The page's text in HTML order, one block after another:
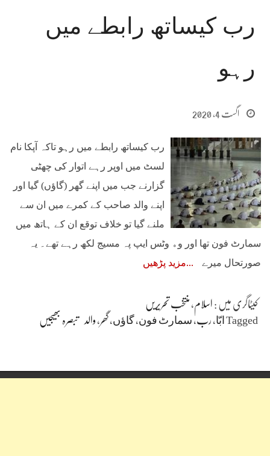
رب کیساتھ رابطے میں
رہو
اگست 4, 2020
رب کیساتھ رابطے میں رہو تاکہ آپکا نام
لسٹ میں اوپر رہے اتوار کی چھٹی
گزارنے ﺟﺐ ﻣﯿﮟ ﺍﭘﻨﮯ ﮔﮭﺮ (ﮔﺎﺅﮞ) ﮔﯿﺎ ﺍﻭﺭ
ﺍﭘﻨﮯ ﻭﺍﻟﺪ ﺻﺎﺣﺐ ﮐﮯ ﮐﻤﺮﮮ ﻣﯿﮟ ﺍﻥ ﺳﮯ
ﻣﻠﻨﮯ ﮔﯿﺎ ﺗﻮ ﺧﻼﻑ ﺗﻮﻗﻊ ﺍﻥ ﮐﮯ ﮨﺎﺗھ ﻣﯿﮟ
ﺳﻤﺎﺭﭦ ﻓﻮﻥ ﺗﮭﺎ ﺍﻭﺭ ﻭﮦ ﻭﭨﺲ ﺍﯾﭗ ﭘﮧ ﻣﺴﯿﺞ ﻟﮑﮫ ﺭﮨﮯ ﺗﮭﮯ۔ ﯾﮧ
ﺻﻮﺭﺗﺤﺎﻝ ﻣﯿﺮﮮ
مزید پڑھیں
کیٹاگری میں : اسلام ، منتخب تحریریں
Tagged ﺍﺑّﺎ ، رب، ﺳﻤﺎﺭﭦ ﻓﻮﻥ، ﮔﺎﺅﮞ،گھر ، والد تبصرہ بھیجیں